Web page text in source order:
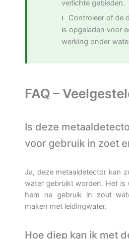
verlichte gebieden.
Controleer of de
is opgeladen voor
werking onder
FAQ –
Is deze
voor gebruik in zoet
Ja, deze metaaldetector kan
water gebruikt worden. Het is
hem na gebruik in zout
maken met leidingwater.
Hoe diep kan ik met